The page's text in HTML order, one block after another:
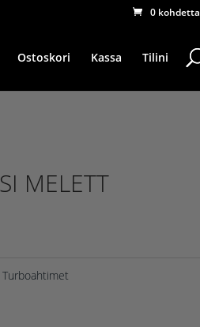
0 kohdetta
Ostoskori Kassa Tilini
MELETT
Turboahtimet